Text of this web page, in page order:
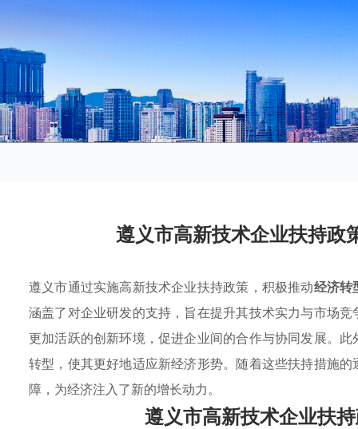
遵义市高新技术企业扶持政
遵义市通过实施高新技术企业扶持政策，积极推动经济转
涵盖了对企业研发的支持，旨在提升其技术实力与市场竞
更加活跃的创新环境，促进企业间的合作与协同发展。
转型，使其更好地适应新经济形势。随着这些扶持措施
障，为经济注入了新的增长动力。
遵义市高新技术企业扶